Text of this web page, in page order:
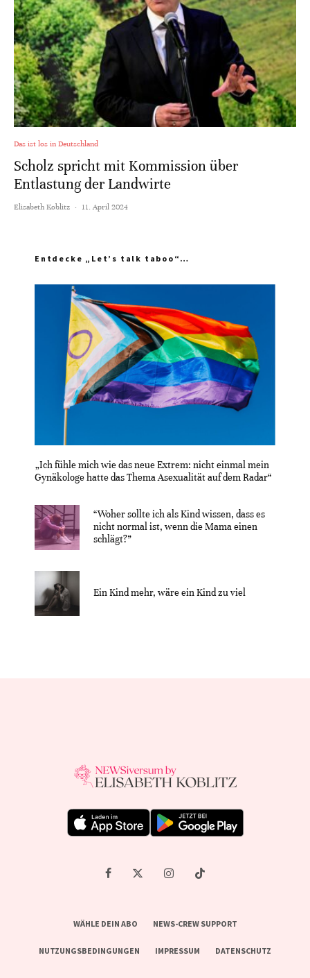
Das ist los in Deutschland
Scholz spricht mit Kommission über
Entlastung der Landwirte
Elisabeth Koblitz · 11. April 2024
Entdecke „Let’s talk taboo“…
„Ich fühle mich wie das neue Extrem: nicht einmal mein
Gynäkologe hatte das Thema Asexualität auf dem Radar“
“Woher sollte ich als Kind wissen, dass es
nicht normal ist, wenn die Mama einen
schlägt?”
Ein Kind mehr, wäre ein Kind zu viel
WÄHLE DEIN ABO NEWS-CREW SUPPORT
NUTZUNGSBEDINGUNGEN IMPRESSUM DATENSCHUTZ